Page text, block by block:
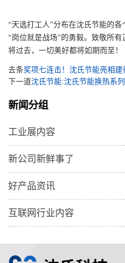
“天选打工人”分布在沈氏节能的各
“岗位就是战场”的勇毅。致敬所有
将过去，一切美好都将如期而至 ！
去条
下一道
新闻分组
工业展内容
新公司新鲜事了
好产品资讯
互联网行业内容